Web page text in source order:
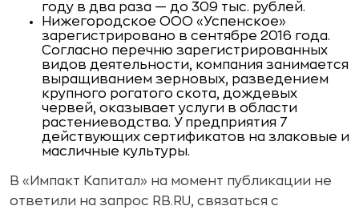
году в два раза — до 309 тыс. рублей.
Нижегородское ООО «Успенское»
зарегистрировано в сентябре 2016 года.
Согласно перечню зарегистрированных
видов деятельности, компания занимается
выращиванием зерновых, разведением
крупного рогатого скота, дождевых
червей, оказывает услуги в области
растениеводства. У предприятия 7
действующих сертификатов на злаковые и
масличные культуры.
В «Импакт Капитал» на момент публикации не
ответили на запрос RB.RU, связаться с